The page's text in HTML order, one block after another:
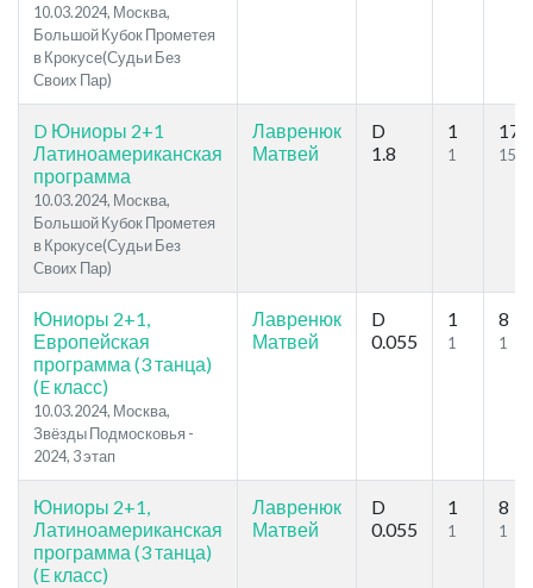
10.03.2024, Москва,
Большой Кубок Прометея
в Крокусе(Судьи Без
Своих Пар)
D Юниоры 2+1
Латиноамериканская
программа
10.03.2024, Москва,
Большой Кубок Прометея
в Крокусе(Судьи Без
Своих Пар)
Лавренюк
Матвей
D
1.8
1
1
17
15
Юниоры 2+1,
Европейская
программа (3 танца)
(E класс)
10.03.2024, Москва,
Звёзды Подмосковья -
2024, 3 этап
Лавренюк
Матвей
D
0.055
1
1
8
1
Юниоры 2+1,
Латиноамериканская
программа (3 танца)
(E класс)
Лавренюк
Матвей
D
0.055
1
1
8
1